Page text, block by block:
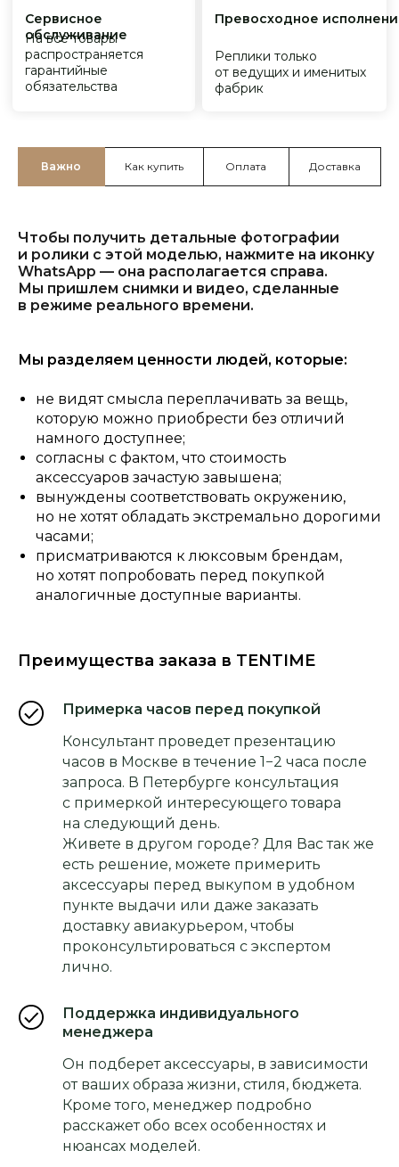
Важно Как купить Оплата Доставка
Чтобы получить детальные фотографии
и ролики с этой моделью, нажмите на иконку
WhatsApp — она располагается справа.
Мы пришлем снимки и видео, сделанные
в режиме реального времени.
Мы разделяем ценности людей, которые:
не видят смысла переплачивать за вещь,
которую можно приобрести без отличий
намного доступнее;
согласны с фактом, что стоимость
аксессуаров зачастую завышена;
вынуждены соответствовать окружению,
но не хотят обладать экстремально дорогими
часами;
присматриваются к люксовым брендам,
но хотят попробовать перед покупкой
аналогичные доступные варианты.
Преимущества заказа в TENTIME
Примерка часов перед покупкой
Консультант проведет презентацию
часов в Москве в течение 1−2 часа после
запроса. В Петербурге консультация
с примеркой интересующего товара
на следующий день.
Живете в другом городе? Для Вас так же
есть решение, можете примерить
аксессуары перед выкупом в удобном
пункте выдачи или даже заказать
доставку авиакурьером, чтобы
проконсультироваться с экспертом
лично.
Поддержка индивидуального
менеджера
Он подберет аксессуары, в зависимости
от ваших образа жизни, стиля, бюджета.
Кроме того, менеджер подробно
расскажет обо всех особенностях и
нюансах моделей.